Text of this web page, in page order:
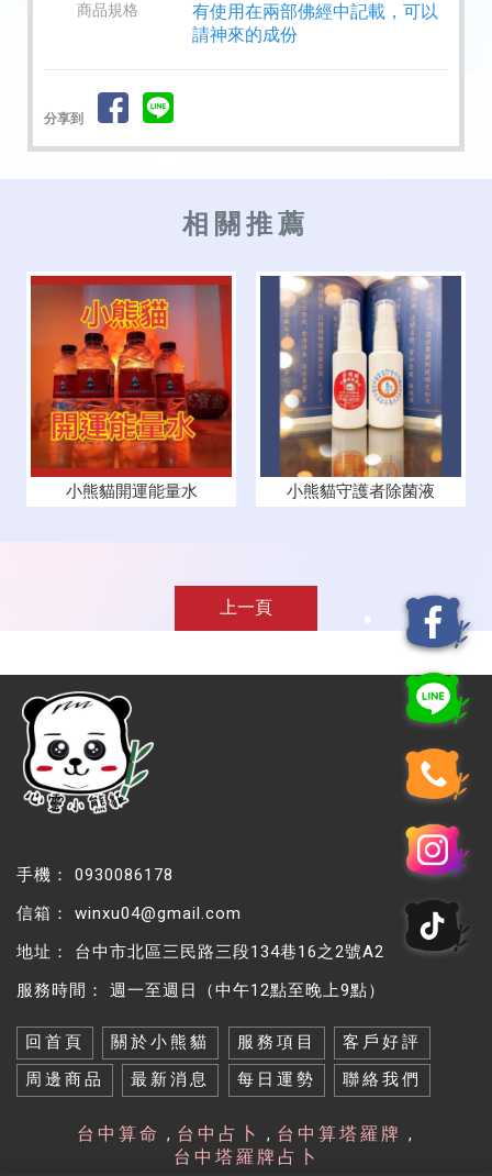
商品規格
有使用在兩部佛經中記載，可以
請神來的成份
分享到
小熊貓開運能量水 小熊貓守護者除菌液
上一頁
0930086178
winxu04@gmail.com
台中市北區三民路三段134巷16之2號A2
週一至週日（中午12點至晚上9點）
回首頁 關於小熊貓 服務項目
客戶好評
周邊商品
最新消息 每日運勢 聯絡我們
台中算命 台中占卜
台中算塔羅牌
台中塔羅牌占卜